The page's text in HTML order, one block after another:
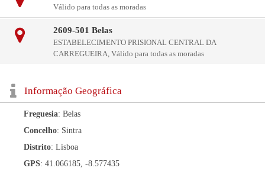
Válido para todas as moradas
2609-501 Belas
ESTABELECIMENTO PRISIONAL CENTRAL DA
CARREGUEIRA, Válido para todas as moradas
Informação Geográfica
Freguesia: Belas
Concelho: Sintra
Distrito: Lisboa
GPS: 41.066185, -8.577435